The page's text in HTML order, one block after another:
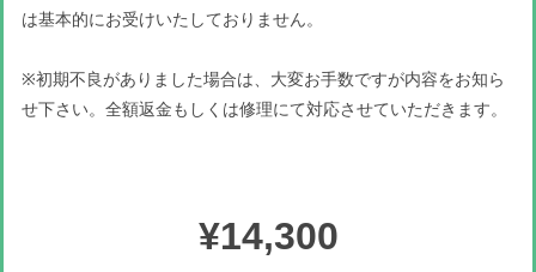
は基本的にお受けいたしておりません。
※初期不良がありました場合は、大変お手数ですが内容をお知ら
せ下さい。全額返金もしくは修理にて対応させていただきます。
¥14,300